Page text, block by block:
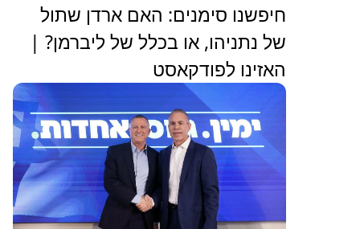
‏חיפשנו סימנים: האם ארדן שתול
של נתניהו, או בכלל של ליברמן? |
האזינו לפודקאסט